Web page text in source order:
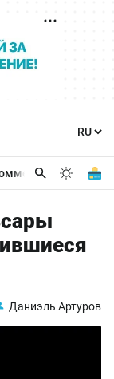
Бизнес
Даниэль Артуров